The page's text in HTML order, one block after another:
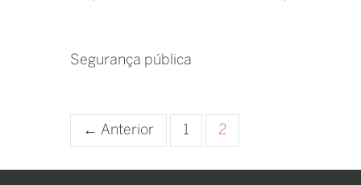
Segurança pública
Posts
navigation
← Anterior 1 2